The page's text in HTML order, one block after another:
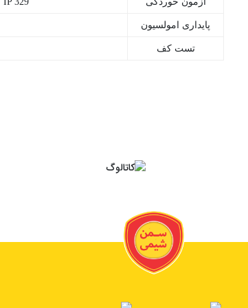
باشگاه
سوالات
(FAQ)
ورود
پایداری امولسیون
تست کف